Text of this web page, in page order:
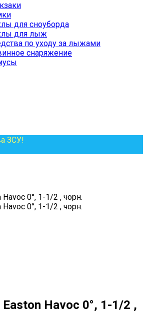
для сноуборда
для лыж
по уходу за лыжами
снаряжение
ЗСУ!
0°, 1-1/2 , чорн.
0°, 1-1/2 , чорн.
Havoc 0°, 1-1/2 ,